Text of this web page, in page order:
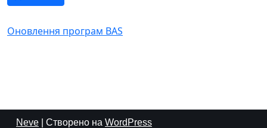
Оновлення програм BAS
Neve | Створено на WordPress